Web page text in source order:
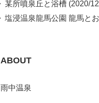
某所噴泉丘と浴槽 (2020/
塩浸温泉龍馬公園 龍馬と
ABOUT
雨中温泉